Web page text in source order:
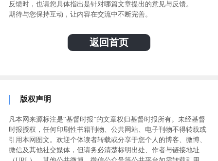
反馈时，也请您具体指出是针对哪篇文章提出的意见与反馈。
期待与您保持互动，让内容在交流中不断完善。
返回首页
版权声明
凡本网来源标注是“基督时报”的文章权归基督时报所有。未经基督
时报授权，任何印刷性书籍刊物、公共网站、电子刊物不得转载或
引用本网图文。欢迎个体读者转载或分享于您个人的博客、微博、
微信及其他社交媒体，但请务必清楚标明出处、作者与链接地址